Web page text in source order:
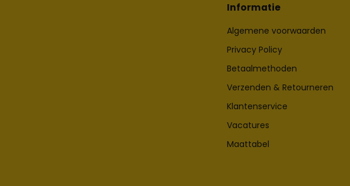
Informatie
Algemene voorwaarden
Privacy Policy
Betaalmethoden
Verzenden & Retourneren
Klantenservice
Vacatures
Maattabel